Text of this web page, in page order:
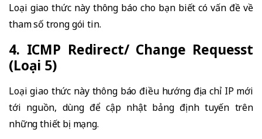
Loại giao thức này thông báo cho bạn biết có vấn đề về
tham số trong gói tin.
4. ICMP Redirect/ Change Requesst
(Loại 5)
Loại giao thức này thông báo điều hướng địa chỉ IP mới
tới nguồn, dùng để cập nhật bảng định tuyến trên
những thiết bị mạng.